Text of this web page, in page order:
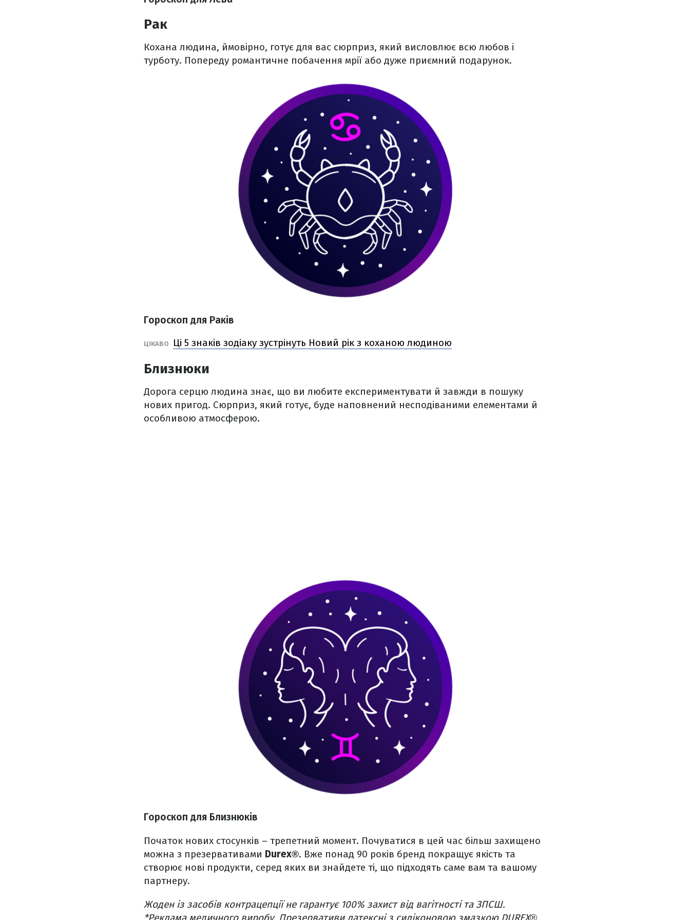
Рак
Кохана людина, ймовірно, готує для вас сюрприз, який висловлює всю любов і
турботу. Попереду романтичне побачення мрії або дуже приємний подарунок.
Гороскоп для Раків
ЦІКАВО Ці 5 знаків зодіаку зустрінуть Новий рік з коханою людиною
Близнюки
Дорога серцю людина знає, що ви любите експериментувати й завжди в пошуку
нових пригод. Сюрприз, який готує, буде наповнений несподіваними елементами й
особливою атмосферою.
Гороскоп для Близнюків
Початок нових стосунків – трепетний момент. Почуватися в цей час більш захищено
можна з презервативами Durex®. Вже понад 90 років бренд покращує якість та
створює нові продукти, серед яких ви знайдете ті, що підходять саме вам та вашому
партнеру.
Жоден із засобів контрацепції не гарантує 100% захист від вагітності та ЗПСШ.
*Реклама медичного виробу. Презервативи латексні з силіконовою змазкою DUREX®